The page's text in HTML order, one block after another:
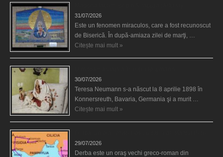
31/07/2026
Este un fenomen miraculos, care a fost recunoscut
de Biserică. În după-amiaza zilei de marţi, …
Citește mai mult »
30/07/2026
Teresa Neumann s-a născut la 8 aprilie 1898 în
Konnersreuth, Bavaria, Germania şi a murit …
Citește mai mult »
29/07/2026
Derba este un oraş vechi greco-roman din